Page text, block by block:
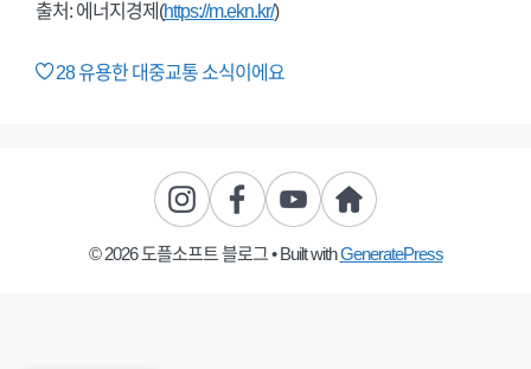
출처: 에너지경제(https://m.ekn.kr/)
28유용한 대중교통 소식이에요
© 2026 도플소프트 블로그• Built withGeneratePress